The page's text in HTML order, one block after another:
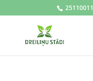
25110011